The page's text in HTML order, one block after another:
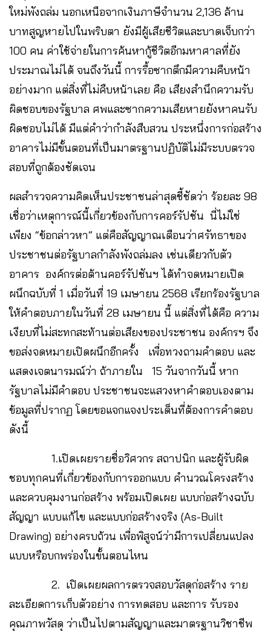
ใหม่พังถล่ม นอกเหนือจากเงินภาษีจำนวน 2,136 ล้าน
บาทสูญหายไปในพริบตา ยังมีผู้เสียชีวิตและบาดเจ็บกว่า
100 คน ค่าใช้จ่ายในการค้นหากู้ชีวิตอีกมหาศาลที่ยัง
ประมาณไม่ได้ จนถึงวันนี้ การรื้อซากตึกมีความคืบหน้า
อย่างมาก แต่สิ่งที่ไม่คืบหน้าเลย คือ เสียงสำนึกความรับ
ผิดชอบของรัฐบาล ศพและซากความเสียหายยังหาคนรับ
ผิดชอบไม่ได้ มีแต่คำว่ากำลังสืบสวน ประหนึ่งการก่อสร้าง
อาคารไม่มีขั้นตอนที่เป็นมาตรฐานปฏิบัติไม่มีระบบตรวจ
สอบที่ถูกต้องชัดเจน
ผลสำรวจความคิดเห็นประชาชนล่าสุดชี้ชัดว่า ร้อยละ 98
เชื่อว่าเหตุการณ์นี้เกี่ยวข้องกับการคอร์รัปชัน นี่ไม่ใช่
เพียง “ข้อกล่าวหา” แต่คือสัญญาณเตือนว่าศรัทธาของ
ประชาชนต่อรัฐบาลกำลังพังถล่มลง เช่นเดียวกับตัว
อาคาร องค์กรต่อต้านคอร์รัปชันฯ ได้ทำจดหมายเปิด
ผนึกฉบับที่ 1 เมื่อวันที่ 19 เมษายน 2568 เรียกร้องรัฐบาล
ให้คำตอบภายในวันที่ 28 เมษายน นี้ แต่สิ่งที่ได้คือ ความ
เงียบที่ไม่สะทกสะท้านต่อเสียงของประชาชน องค์กรฯ จึง
ขอส่งจดหมายเปิดผนึกอีกครั้ง เพื่อทวงถามคำตอบ และ
แสดงเจตนารมณ์ว่า ถ้าภายใน 15 วันจากวันนี้ หาก
รัฐบาลไม่มีคำตอบ ประชาชนจะแสวงหาคำตอบเองตาม
ข้อมูลที่ปรากฏ โดยขอแจกแจงประเด็นที่ต้องการคำตอบ
ดังนี้
1.เปิดเผยรายชื่อวิศวกร สถาปนิก และผู้รับผิด
ชอบทุกคนที่เกี่ยวข้องกับการออกแบบ คำนวณโครงสร้าง
และควบคุมงานก่อสร้าง พร้อมเปิดเผย แบบก่อสร้างฉบับ
สัญญา แบบแก้ไข และแบบก่อสร้างจริง (As-Built
Drawing) อย่างครบถ้วน เพื่อพิสูจน์ว่ามีการเปลี่ยนแปลง
แบบหรือบกพร่องในขั้นตอนไหน
2. เปิดเผยผลการตรวจสอบวัสดุก่อสร้าง ราย
ละเอียดการเก็บตัวอย่าง การทดสอบ และการ รับรอง
คุณภาพวัสดุ ว่าเป็นไปตามสัญญาและมาตรฐานวิชาชีพ